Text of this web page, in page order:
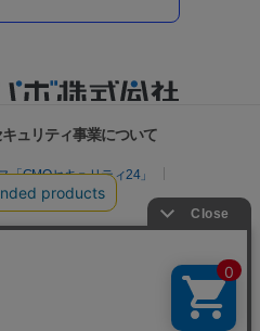
ュリティ事業について
GMOセキュリティ24」
ク診断